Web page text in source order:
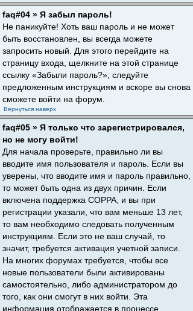
faq#04 » Я забыл пароль!
Не паникуйте! Хоть ваш пароль и не может
быть восстановлен, вы всегда можете
запросить новый. Для этого перейдите на
страницу входа, щелкните на этой странице
ссылку «Забыли пароль?», следуйте
предложенным инструкциям и вскоре вы снова
сможете войти на форум.
Вернуться наверх
faq#05 » Я только что зарегистрировался,
но не могу войти!
Для начала проверьте, правильно ли вы
вводите имя пользователя и пароль. Если вы
уверены, что вводите имя и пароль правильно,
то может быть одна из двух причин. Если
включена поддержка COPPA, и вы при
регистрации указали, что вам меньше 13 лет,
то вам необходимо следовать полученным
инструкциям. Если это не ваш случай, то
значит, требуется активация учетной записи.
На многих форумах требуется, чтобы все
новые пользователи были активированы
самостоятельно, либо администратором до
того, как они смогут в них войти. Эта
информация отображается в процессе